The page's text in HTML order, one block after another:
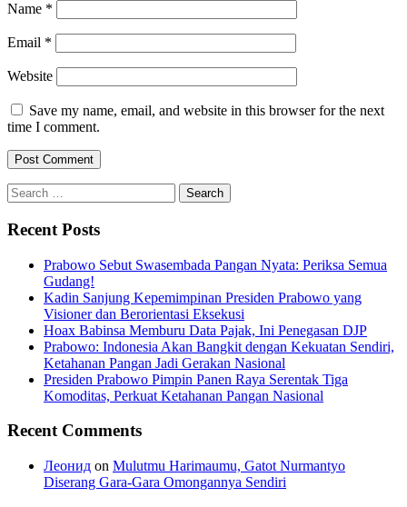
Name *
Email *
Website
Save my name, email, and website in this browser for the next
time I comment.
Search
for:
Recent Posts
Prabowo Sebut Swasembada Pangan Nyata: Periksa Semua
Gudang!
Kadin Sanjung Kepemimpinan Presiden Prabowo yang
Visioner dan Berorientasi Eksekusi
Hoax Babinsa Memburu Data Pajak, Ini Penegasan DJP
Prabowo: Indonesia Akan Bangkit dengan Kekuatan Sendiri,
Ketahanan Pangan Jadi Gerakan Nasional
Presiden Prabowo Pimpin Panen Raya Serentak Tiga
Komoditas, Perkuat Ketahanan Pangan Nasional
Recent Comments
Леонид on Mulutmu Harimaumu, Gatot Nurmantyo
Diserang Gara-Gara Omongannya Sendiri